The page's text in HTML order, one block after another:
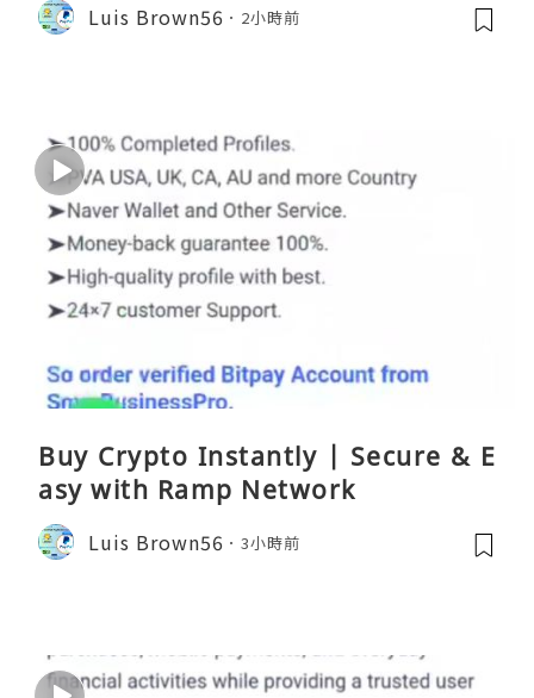
Luis Brown56 2小時前
Buy Crypto Instantly | Secure & E
asy with Ramp Network
Luis Brown56 3小時前